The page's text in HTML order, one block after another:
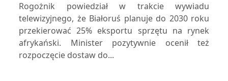
Rogożnik powiedział w trakcie wywiadu
telewizyjnego, że Białoruś planuje do 2030 roku
przekierować 25% eksportu sprzętu na rynek
afrykański. Minister pozytywnie ocenił też
rozpoczęcie dostaw do...